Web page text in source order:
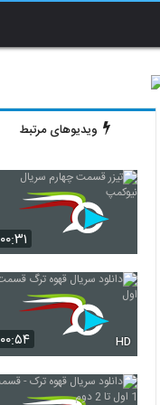
ویدیوهای مرتبط
۰۰:۳۱
۰۰:۵۴ HD